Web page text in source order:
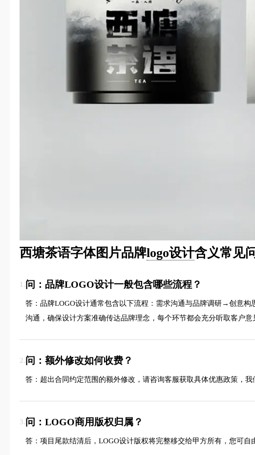
西塘茶语字体图片品牌logo设计含义常见
1.问：品牌LOGO设计一般包含哪些流程？
答：品牌LOGO设计通常包含以下流程：需求沟通与品牌调研→创意
沟通，确保设计方案准确传达品牌理念，每个环节都会充分听取客户意
2.问：额外修改如何收费？
答：超出合同约定范围的额外修改，请咨询客服获取具体优惠政策，我
3.问：LOGO商用版权归属？
答：项目尾款结清后，LOGO设计版权将完整移交给甲方所有，您可自